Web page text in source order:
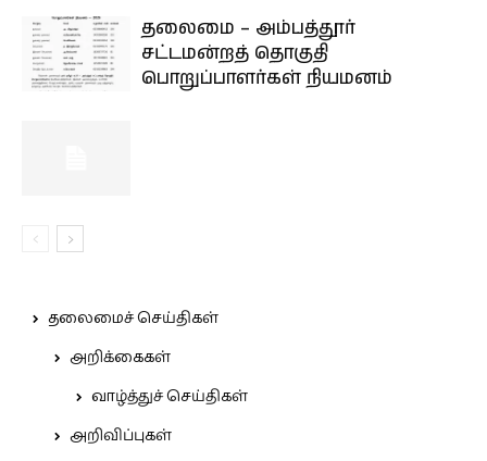
தலைமை – அம்பத்தூர்
சட்டமன்றத் தொகுதி
பொறுப்பாளர்கள் நியமனம்
தலைமைச் செய்திகள்
அறிக்கைகள்
வாழ்த்துச் செய்திகள்
அறிவிப்புகள்